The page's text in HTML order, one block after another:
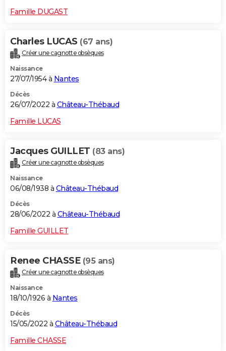
Famille DUGAST
Charles LUCAS (67 ans)
Créer une cagnotte obsèques
Naissance
27/07/1954 à Nantes
Décès
26/07/2022 à Château-Thébaud
Famille LUCAS
Jacques GUILLET (83 ans)
Créer une cagnotte obsèques
Naissance
06/08/1938 à Château-Thébaud
Décès
28/06/2022 à Château-Thébaud
Famille GUILLET
Renee CHASSE (95 ans)
Créer une cagnotte obsèques
Naissance
18/10/1926 à Nantes
Décès
15/05/2022 à Château-Thébaud
Famille CHASSE